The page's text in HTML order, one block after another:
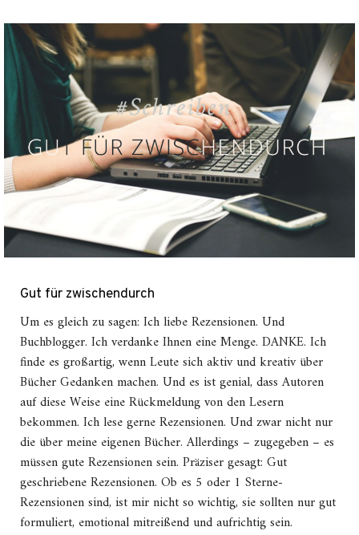
Gut für zwischendurch
Um es gleich zu sagen: Ich liebe Rezensionen. Und
Buchblogger. Ich verdanke Ihnen eine Menge. DANKE. Ich
finde es großartig, wenn Leute sich aktiv und kreativ über
Bücher Gedanken machen. Und es ist genial, dass Autoren
auf diese Weise eine Rückmeldung von den Lesern
bekommen. Ich lese gerne Rezensionen. Und zwar nicht nur
die über meine eigenen Bücher. Allerdings – zugegeben – es
müssen gute Rezensionen sein. Präziser gesagt: Gut
geschriebene Rezensionen. Ob es 5 oder 1 Sterne-
Rezensionen sind, ist mir nicht so wichtig, sie sollten nur gut
formuliert, emotional mitreißend und aufrichtig sein.